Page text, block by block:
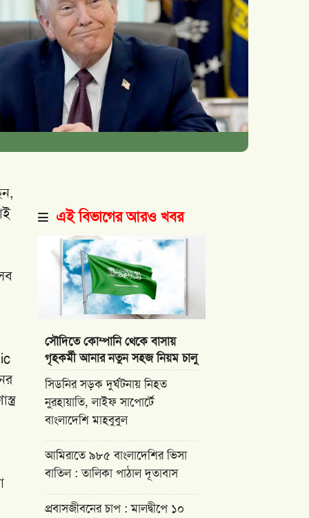
এই বিভাগের আরও খবর
সৌদিতে কোম্পানি থেকে বাসায়
গৃহকর্মী আনার নতুন সহজ নিয়ম চালু
সিডনির সড়ক দুর্ঘটনায় নিহত
নুরহায়াতি, লাইফ সাপোর্টে
বাংলাদেশি মাহবুবুল
আমিরাতে ৯৮৫ বাংলাদেশির ভিসা
বাতিল : তালিকা পাঠাল দূতাবাস
প্রবাসজীবনের চাপ : মালদ্বীপে ১০